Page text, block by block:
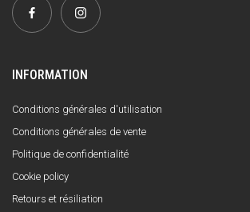
INFORMATION
Conditions générales d'utilisation
Conditions générales de vente
Politique de confidentialité
Cookie policy
Retours et résiliation